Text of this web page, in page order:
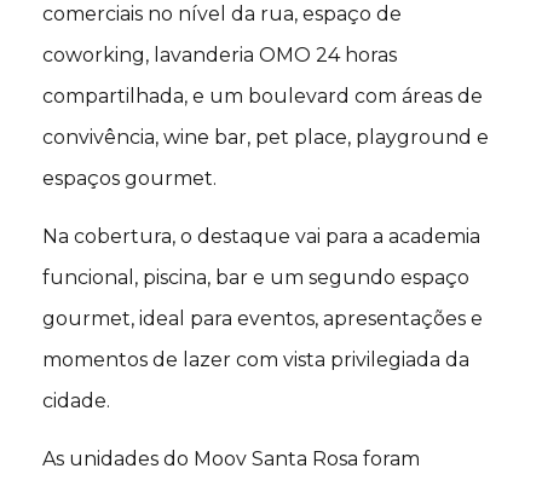
comerciais no nível da rua, espaço de
coworking, lavanderia OMO 24 horas
compartilhada, e um boulevard com áreas de
convivência, wine bar, pet place, playground e
espaços gourmet.
Na cobertura, o destaque vai para a academia
funcional, piscina, bar e um segundo espaço
gourmet, ideal para eventos, apresentações e
momentos de lazer com vista privilegiada da
cidade.
As unidades do Moov Santa Rosa foram